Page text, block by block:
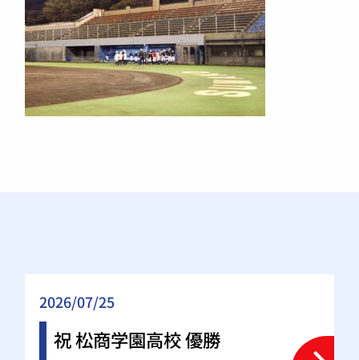
2026/07/25
祝 松商学園高校 優勝